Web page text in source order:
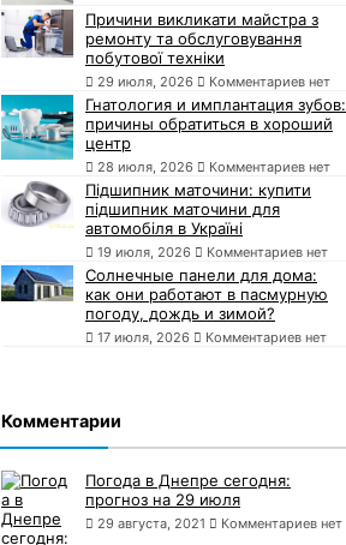
Причини викликати майстра з
ремонту та обслуговування
побутової техніки
29 июля, 2026 Комментариев нет
Гнатология и имплантация зубов:
причины обратиться в хороший
центр
28 июля, 2026 Комментариев нет
Підшипник маточини: купити
підшипник маточини для
автомобіля в Україні
19 июля, 2026 Комментариев нет
Солнечные панели для дома:
как они работают в пасмурную
погоду, дождь и зимой?
17 июля, 2026 Комментариев нет
Комментарии
Погода в Днепре сегодня:
прогноз на 29 июля
29 августа, 2021 Комментариев нет